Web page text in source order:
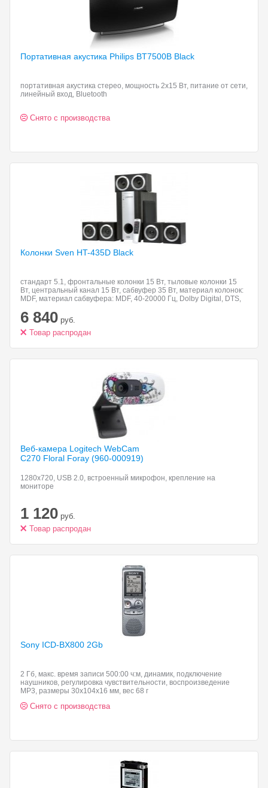
Портативная акустика Philips BT7500B Black
портативная акустика стерео, мощность 2x15 Вт, питание от сети,
линейный вход, Bluetooth
Снято с производства
Колонки Sven HT-435D Black
стандарт 5.1, фронтальные колонки 15 Вт, тыловые колонки 15
Вт, центральный канал 15 Вт, сабвуфер 35 Вт, материал колонок:
MDF, материал сабвуфера: MDF, 40-20000 Гц, Dolby Digital, DTS,
6 840 руб.
Товар распродан
Веб-камера Logitech WebCam
C270 Floral Foray (960-000919)
1280x720, USB 2.0, встроенный микрофон, крепление на
мониторе
1 120 руб.
Товар распродан
Sony ICD-BX800 2Gb
2 Гб, макс. время записи 500:00 ч:м, динамик, подключение
наушников, регулировка чувствительности, воспроизведение
MP3, размеры 30x104x16 мм, вес 68 г
Снято с производства